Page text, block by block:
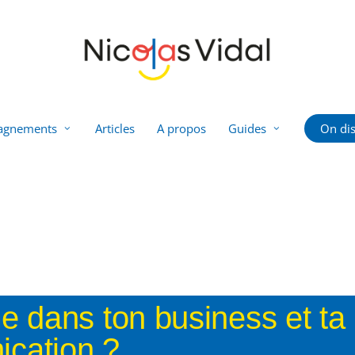
Articles A propos Guides On
dans ton business et ta